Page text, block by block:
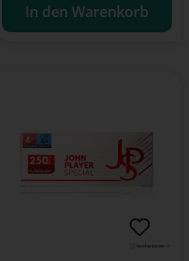
In den Warenkorb